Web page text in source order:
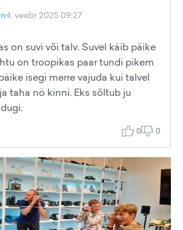
4. veebr 2025 09:27
on suvi või talv. Suvel käib päike
on troopikas paar tundi pikem
isegi merre vajuda kui talvel
taha nö kinni. Eks sõltub ju
0 0